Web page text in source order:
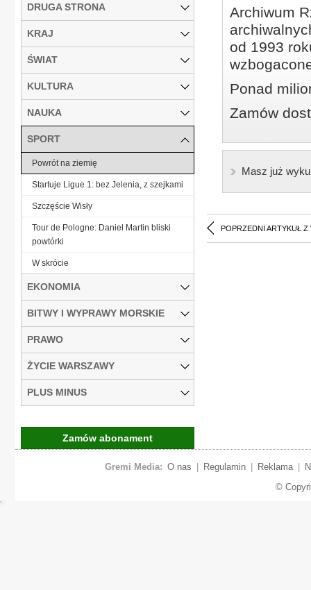
Archiwum
od 1993
Ponad
Zamów
Masz już
POPRZEDNI ARTYKUŁ Z
DRUGA STRONA
KRAJ
ŚWIAT
KULTURA
NAUKA
SPORT
Powrót na ziemię
Startuje Ligue 1: bez Jelenia, z szejkami
Szczęście Wisły
Tour de Pologne: Daniel Martin bliski
powtórki
W skrócie
EKONOMIA
BITWY I WYPRAWY MORSKIE
PRAWO
ŻYCIE WARSZAWY
PLUS MINUS
Zamów abonament
Gremi Media: O nas Regulamin Reklama
©